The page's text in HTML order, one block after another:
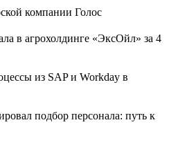
компании Голос
в агрохолдинге «ЭксОйл» за 4
из SAP и Workday в
подбор персонала: путь к